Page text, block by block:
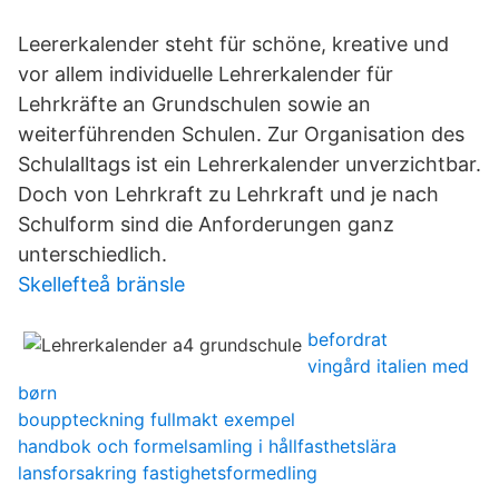
Leererkalender steht für schöne, kreative und
vor allem individuelle Lehrerkalender für
Lehrkräfte an Grundschulen sowie an
weiterführenden Schulen. Zur Organisation des
Schulalltags ist ein Lehrerkalender unverzichtbar.
Doch von Lehrkraft zu Lehrkraft und je nach
Schulform sind die Anforderungen ganz
unterschiedlich.
Skellefteå bränsle
befordrat
vingård italien med
børn
bouppteckning fullmakt exempel
handbok och formelsamling i hållfasthetslära
lansforsakring fastighetsformedling